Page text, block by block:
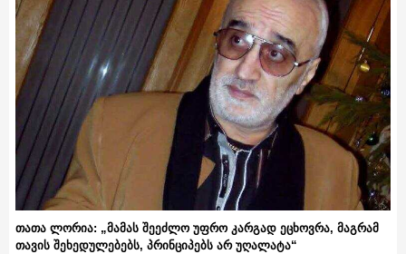
თათა ლორია: „მამას შეეძლო უფრო კარგად ეცხოვრა, მაგრამ
თავის შეხედულებებს, პრინციპებს არ უღალატა“